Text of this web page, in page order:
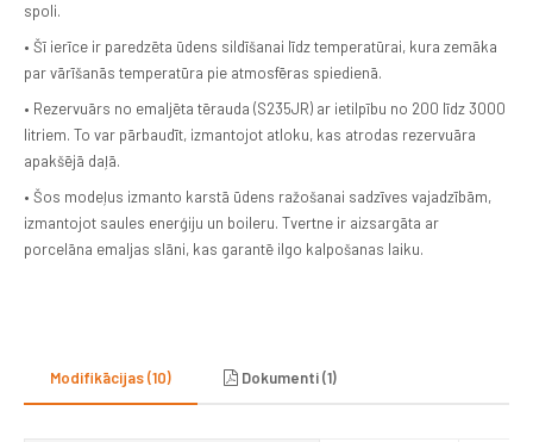
spoli.
• Šī ierīce ir paredzēta ūdens sildīšanai līdz temperatūrai, kura zemāka
par vārīšanās temperatūra pie atmosfēras spiedienā.
• Rezervuārs no emaljēta tērauda (S235JR) ar ietilpību no 200 līdz 3000
litriem. To var pārbaudīt, izmantojot atloku, kas atrodas rezervuāra
apakšējā daļā.
• Šos modeļus izmanto karstā ūdens ražošanai sadzīves vajadzībām,
izmantojot saules enerģiju un boileru. Tvertne ir aizsargāta ar
porcelāna emaljas slāni, kas garantē ilgo kalpošanas laiku.
Modifikācijas (10) Dokumenti (1)